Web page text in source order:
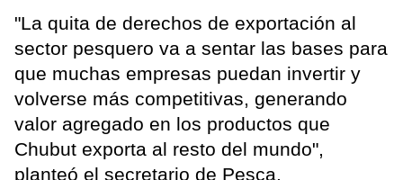
"La quita de derechos de exportación al
sector pesquero va a sentar las bases para
que muchas empresas puedan invertir y
volverse más competitivas, generando
valor agregado en los productos que
Chubut exporta al resto del mundo",
planteó el secretario de Pesca.